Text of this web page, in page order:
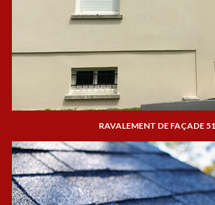
RAVALEMENT DE FAÇADE 51